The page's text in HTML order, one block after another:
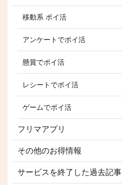
移動系 ポイ活
アンケートでポイ活
懸賞でポイ活
レシートでポイ活
ゲームでポイ活
フリマアプリ
その他のお得情報
サービスを終了した過去記事